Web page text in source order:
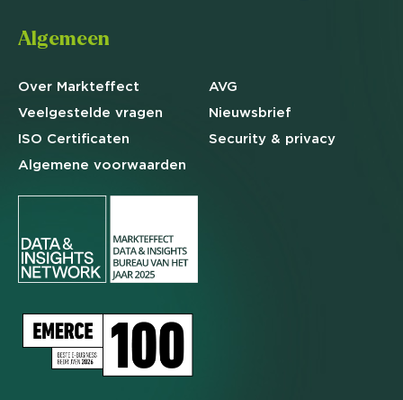
Algemeen
Over Markteffect
Veelgestelde vragen
ISO Certificaten
Algemene voorwaarden
AVG
Nieuwsbrief
Security & privacy